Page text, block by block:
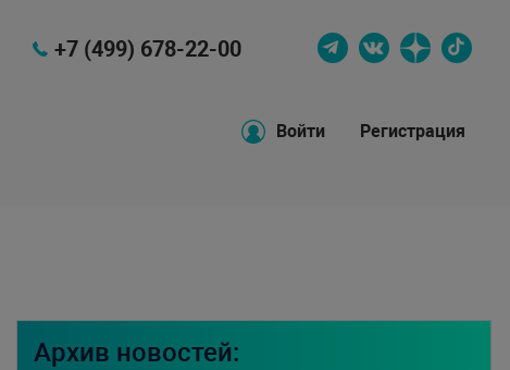
+7 (499) 678-22-00
Войти Регистрация
Архив новостей: